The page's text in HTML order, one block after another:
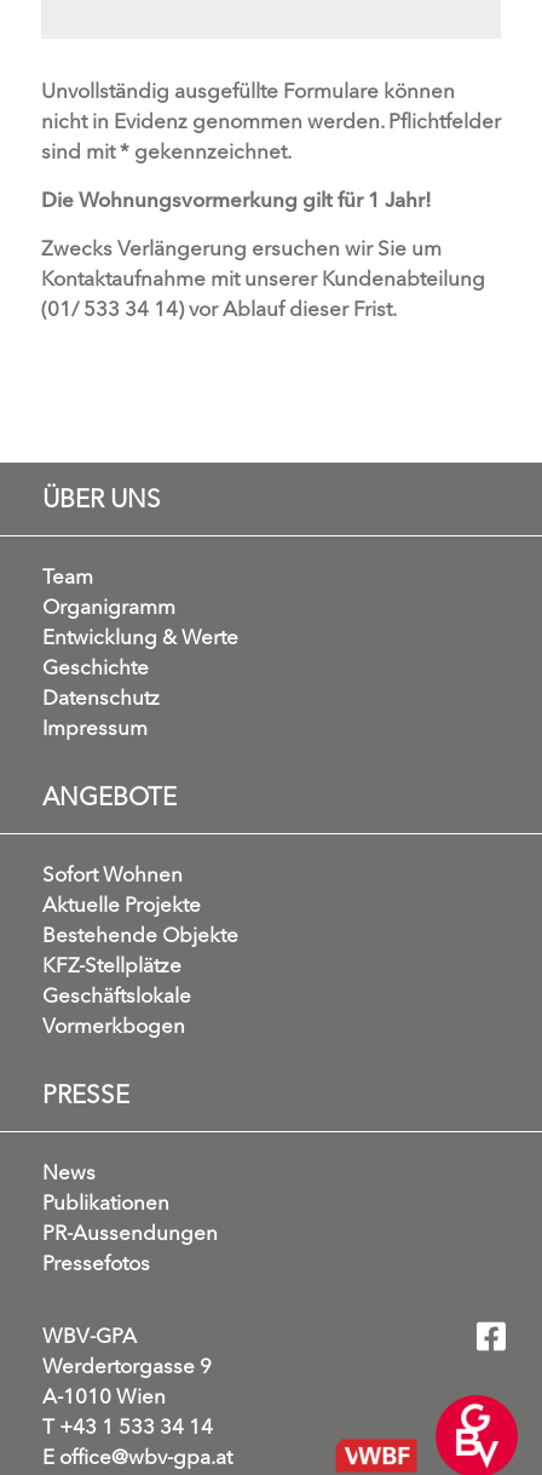
Unvollständig ausgefüllte Formulare können
nicht in Evidenz genommen werden. Pflichtfelder
sind mit * gekennzeichnet.
Die Wohnungsvormerkung gilt für 1 Jahr!
Zwecks Verlängerung ersuchen wir Sie um
Kontaktaufnahme mit unserer Kundenabteilung
(01/ 533 34 14) vor Ablauf dieser Frist.
ÜBER UNS
Team
Organigramm
Entwicklung & Werte
Geschichte
Datenschutz
Impressum
ANGEBOTE
Sofort Wohnen
Aktuelle Projekte
Bestehende Objekte
KFZ-Stellplätze
Geschäftslokale
Vormerkbogen
PRESSE
News
Publikationen
PR-Aussendungen
Pressefotos
WBV-GPA
Werdertorgasse 9
A-1010 Wien
T+43 1 533 34 14
E office@wbv-gpa.at